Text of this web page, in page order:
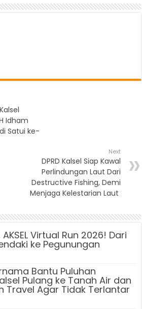
Idham
Satui ke-
Next
DPRD Kalsel Siap Kawal
Perlindungan Laut Dari
Destructive Fishing, Demi
Menjaga Kelestarian Laut
Virtual Run 2026! Dari
ke Pegunungan
Bantu Puluhan
Pulang ke Tanah Air dan
Travel Agar Tidak Terlantar